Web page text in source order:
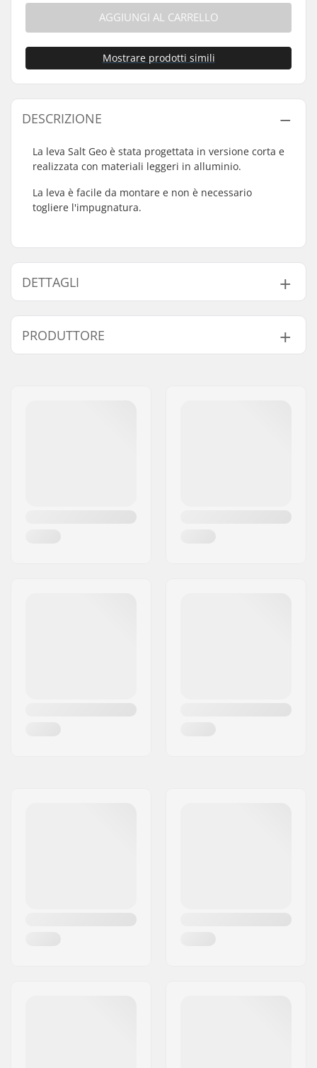
AGGIUNGI AL CARRELLO
Mostrare prodotti simili
DESCRIZIONE
La leva Salt Geo è stata progettata in versione corta e
realizzata con materiali leggeri in alluminio.
La leva è facile da montare e non è necessario
togliere l'impugnatura.
DETTAGLI
Compatibile con Gyro:
Sì
Peso:
PRODUTTORE